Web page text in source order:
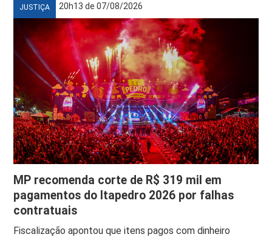
JUSTIÇA 20h13 de 07/08/2026
MP recomenda corte de R$ 319 mil em
pagamentos do Itapedro 2026 por falhas
contratuais
Fiscalização apontou que itens pagos com dinheiro